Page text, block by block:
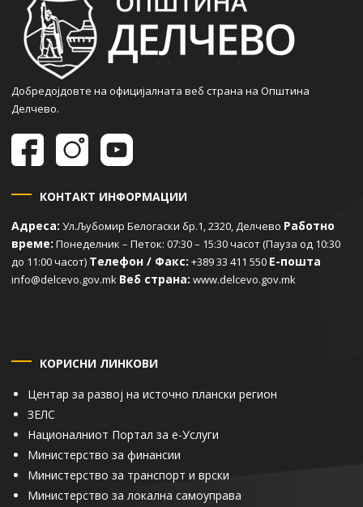
Добредојдовте на официјалната веб страна на Општина
Делчево.
КОНТАКТ ИНФОРМАЦИИ
Адреса: Ул.Љубомир Белогаски бр.1, 2320, Делчево Работно
време: Понеделник – Петок: 07:30 – 15:30 часот (Пауза од 10:30
до 11:00 часот) Телефон / Факс: +389 33 411 550 Е-пошта
info@delcevo.gov.mk Веб страна: www.delcevo.gov.mk
КОРИСНИ ЛИНКОВИ
Центар за развој на источно плански регион
ЗЕЛС
Националниот Портал за е-Услуги
Министерство за финансии
Министерство за транспорт и врски
Министерство за локална самоуправа